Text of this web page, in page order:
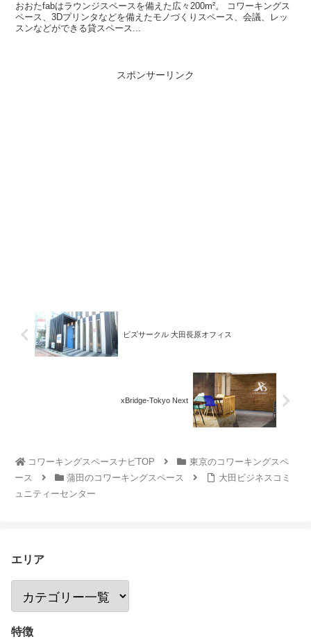
おおたfabはラウンジスペースを備えた広々200m²。 コワーキングス
ペース、3Dプリンタなどを備えたモノづくりスペース、会議、レッ
スンなどができる貸スペース...
スポンサーリンク
ビズサークル 大田長原オフィス
xBridge-Tokyo Next
コワーキングスペースナビTOP
東京のコワーキングスペ
ース
蒲田のコワーキングスペース
大田ビジネスコミ
ュニティーセンター
エリア
特徴